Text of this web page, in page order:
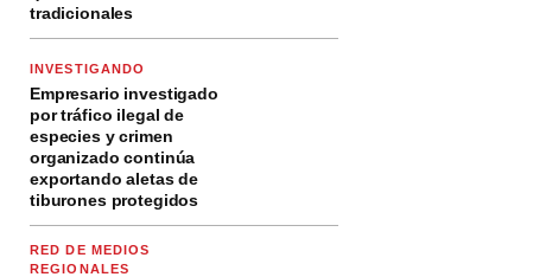
tradicionales
INVESTIGANDO
Empresario investigado
por tráfico ilegal de
especies y crimen
organizado continúa
exportando aletas de
tiburones protegidos
RED DE MEDIOS
REGIONALES